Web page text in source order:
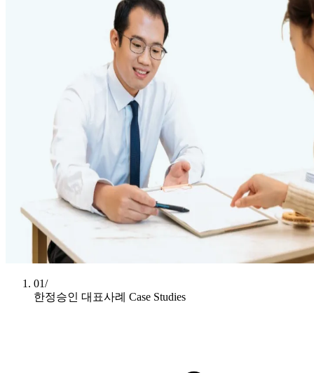
01/
한정승인 대표사례 Case Studies